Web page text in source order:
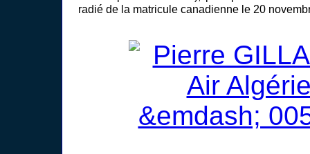
radié de la matricule canadienne le 20